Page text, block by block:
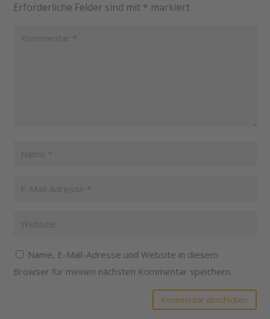
Erforderliche Felder sind mit * markiert
Name, E-Mail-Adresse und Website in diesem
Browser für meinen nächsten Kommentar speichern.
Kommentar abschicken